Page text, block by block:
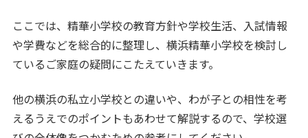
ここでは、精華小学校の教育方針や学校生活、入試情報
や学費などを総合的に整理し、横浜精華小学校を検討し
ているご家庭の疑問にこたえていきます。
他の横浜の私立小学校との違いや、わが子との相性を考
えるうえでのポイントもあわせて解説するので、学校選